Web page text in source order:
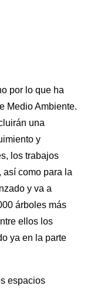
por lo que ha
Medio Ambiente.
una
y
los trabajos
como para la
y va a
árboles más
ellos los
ya en la parte
espacios